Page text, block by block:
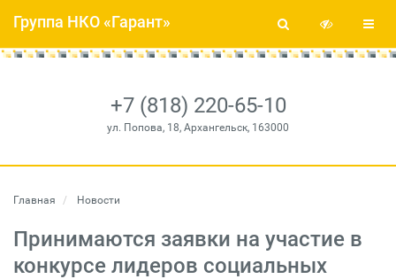
+7 (818) 220-65-10
ул. Попова, 18, Архангельск, 163000
Группа НКО «Гарант»
Главная Новости
Принимаются заявки на участие в
конкурсе лидеров социальных